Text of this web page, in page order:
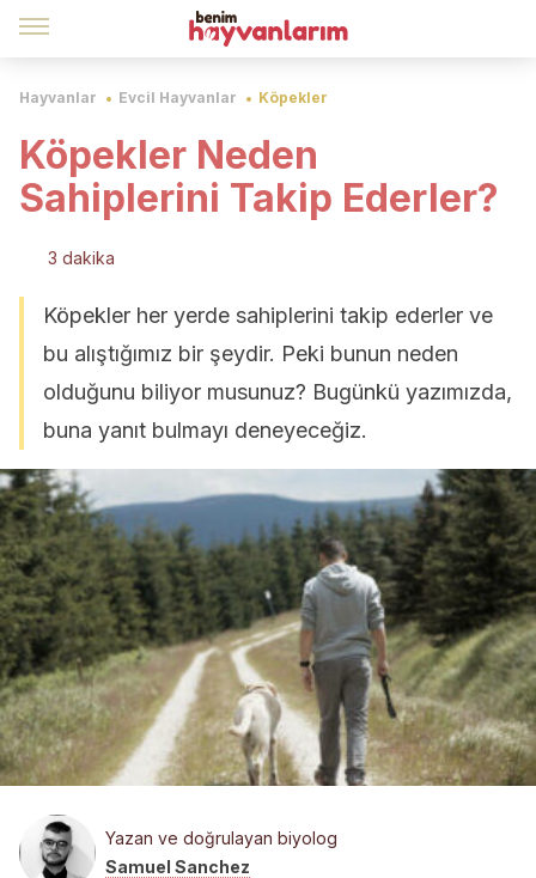
Hayvanlar Evcil Hayvanlar Köpekler
Köpekler Neden
Sahiplerini Takip Ederler?
3 dakika
Köpekler her yerde sahiplerini takip ederler ve
bu alıştığımız bir şeydir. Peki bunun neden
olduğunu biliyor musunuz? Bugünkü yazımızda,
buna yanıt bulmayı deneyeceğiz.
Yazan ve doğrulayan biyolog
Samuel Sanchez